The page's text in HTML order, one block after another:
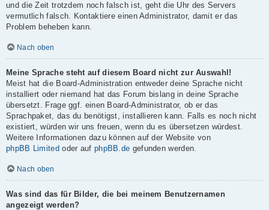
und die Zeit trotzdem noch falsch ist, geht die Uhr des Servers
vermutlich falsch. Kontaktiere einen Administrator, damit er das
Problem beheben kann.
Nach oben
Meine Sprache steht auf diesem Board nicht zur Auswahl!
Meist hat die Board-Administration entweder deine Sprache nicht
installiert oder niemand hat das Forum bislang in deine Sprache
übersetzt. Frage ggf. einen Board-Administrator, ob er das
Sprachpaket, das du benötigst, installieren kann. Falls es noch nicht
existiert, würden wir uns freuen, wenn du es übersetzen würdest.
Weitere Informationen dazu können auf der Website von
phpBB Limited oder auf phpBB.de gefunden werden.
Nach oben
Was sind das für Bilder, die bei meinem Benutzernamen
angezeigt werden?